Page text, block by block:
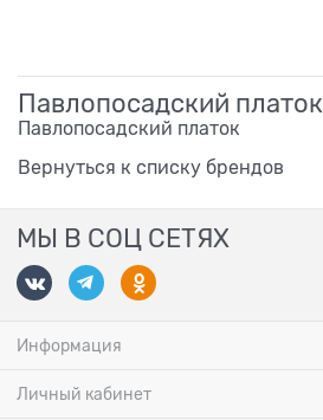
Павлопосадский платок
Павлопосадский платок
Вернуться к списку брендов
МЫ В СОЦ СЕТЯХ
Информация
Личный кабинет